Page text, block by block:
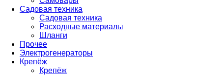
Садовая техника
Садовая техника
Расходные материалы
Шланги
Прочее
Электрогенераторы
Крепёж
Крепёж